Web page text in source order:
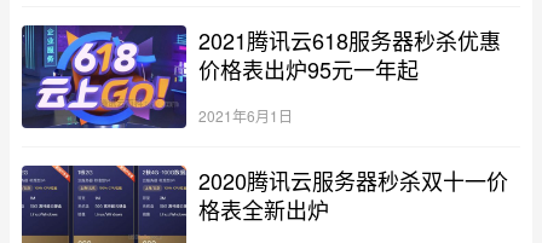
2021腾讯云618服务器秒杀优惠
价格表出炉95元一年起
2021年6月1日
2020腾讯云服务器秒杀双十一价
格表全新出炉